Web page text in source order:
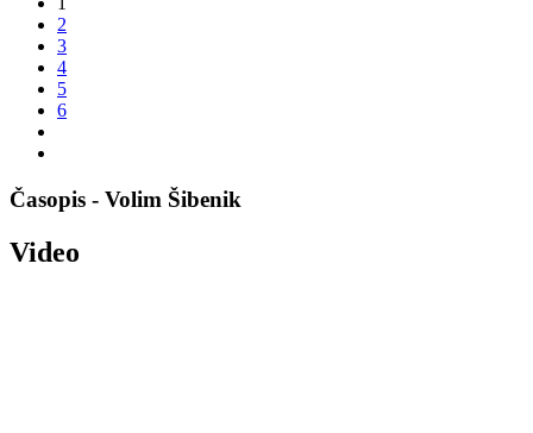
2
3
4
5
6
Časopis - Volim Šibenik
Video